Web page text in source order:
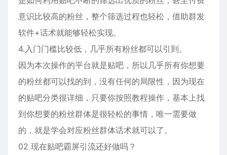
意识比较高的粉丝，整个筛选过程也轻松，借助群发
软件+话术就能够轻松实现。
4.入门门槛比较低，几乎所有粉丝都可以引到。
因为本次操作的平台就是贴吧，所以几乎所有你想要
的粉丝都可以找的到，没有任何的局限性，因为现在
的贴吧分类很详细，只要你按照教程操作，基本上找
到你想要的粉丝群体是很轻松的事情，唯一需要做
的，就是学会对应粉丝群体话术就可以了。
02 现在贴吧霸屏引流还好做吗？